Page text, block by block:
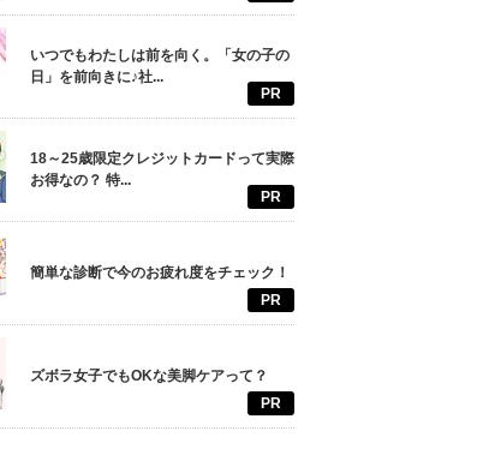
いつでもわたしは前を向く。「女の子の
日」を前向きに♪社...
PR
18～25歳限定クレジットカードって実際
お得なの？ 特...
PR
簡単な診断で今のお疲れ度をチェック！
PR
ズボラ女子でもOKな美脚ケアって？
PR